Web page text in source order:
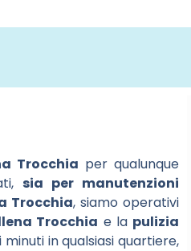
Trocchia per qualunque
sia per manutenzioni
Trocchia, siamo operativi
Trocchia e la pulizia
in qualsiasi quartiere,